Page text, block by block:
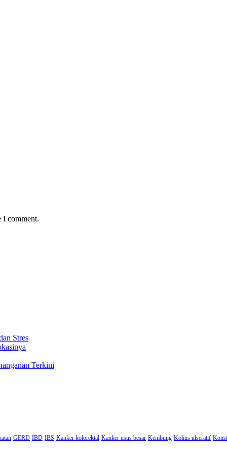
I comment.
Stres
Terkini
GERD IBD IBS Kanker kolorektal Kanker usus besar Kembung Kolitis ulseratif